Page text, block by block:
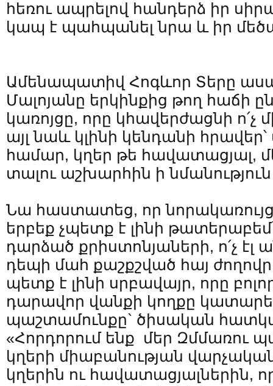
հեռու ապրելով հանդերձ իր
կապ է պահպանել նրա և իր
Ամենապատիվ Հոգևոր Տերը
Մալոյանը երկինքից թող հաճի
կառոյցը, որը կհավերժացնի ո՛չ
այլ նաև կլինի կենդանի հրավեր՝
համար, կղեր թե հավատացյալ,
տալու աշխարհին ի
Նա հաստատեց, որ
երբեք չպետք է լինի
դարձած քրիստոնյաների, ո՛չ
դեպի մահ քաշքշված հայ
պետք է լինի սրբավայր, որը
դարավոր վանքի կողքը
պաշտամունքը` ծիսական
«Հորդորում ենք մեր Զմմառու
կղերի միաբանության
կղերին ու հավատացյալներին,